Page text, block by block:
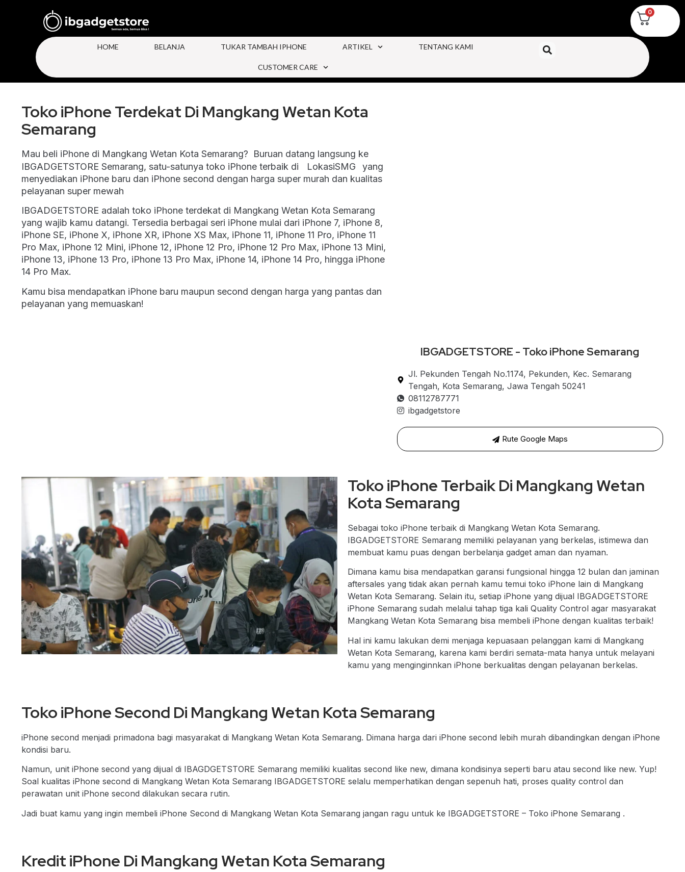
0
HOME BELANJA TUKAR TAMBAH IPHONE ARTIKEL TENTANG KAMI
CUSTOMER CARE
Toko iPhone Terdekat Di Mangkang Wetan Kota
Semarang
Mau beli iPhone di Mangkang Wetan Kota Semarang? Buruan datang langsung ke
IBGADGETSTORE Semarang, satu-satunya toko iPhone terbaik di
LokasiSMG
yang
menyediakan iPhone baru dan iPhone second dengan harga super murah dan kualitas
pelayanan super mewah
IBGADGETSTORE adalah toko iPhone terdekat di Mangkang Wetan Kota Semarang
yang wajib kamu datangi. Tersedia berbagai seri iPhone mulai dari iPhone 7, iPhone 8,
iPhone SE, iPhone X, iPhone XR, iPhone XS Max, iPhone 11, iPhone 11 Pro, iPhone 11
Pro Max, iPhone 12 Mini, iPhone 12, iPhone 12 Pro, iPhone 12 Pro Max, iPhone 13 Mini,
iPhone 13, iPhone 13 Pro, iPhone 13 Pro Max, iPhone 14, iPhone 14 Pro, hingga iPhone
14 Pro Max.
Kamu bisa mendapatkan iPhone baru maupun second dengan harga yang pantas dan
pelayanan yang memuaskan!
IBGADGETSTORE - Toko iPhone Semarang
Jl. Pekunden Tengah No.1174, Pekunden, Kec. Semarang
Tengah, Kota Semarang, Jawa Tengah 50241
08112787771
ibgadgetstore
Rute Google Maps
Toko iPhone Terbaik Di Mangkang Wetan
Kota Semarang
Sebagai toko iPhone terbaik di Mangkang Wetan Kota Semarang.
IBGADGETSTORE Semarang memiliki pelayanan yang berkelas, istimewa dan
membuat kamu puas dengan berbelanja gadget aman dan nyaman.
Dimana kamu bisa mendapatkan garansi fungsional hingga 12 bulan dan jaminan
aftersales yang tidak akan pernah kamu temui toko iPhone lain di Mangkang
Wetan Kota Semarang. Selain itu, setiap iPhone yang dijual IBGADGETSTORE
iPhone Semarang sudah melalui tahap tiga kali Quality Control agar masyarakat
Mangkang Wetan Kota Semarang bisa membeli iPhone dengan kualitas terbaik!
Hal ini kamu lakukan demi menjaga kepuasaan pelanggan kami di Mangkang
Wetan Kota Semarang, karena kami berdiri semata-mata hanya untuk melayani
kamu yang menginginnkan iPhone berkualitas dengan pelayanan berkelas.
Toko iPhone Second Di Mangkang Wetan Kota Semarang
iPhone second menjadi primadona bagi masyarakat di Mangkang Wetan Kota Semarang. Dimana harga dari iPhone second lebih murah dibandingkan dengan iPhone
kondisi baru.
Namun, unit iPhone second yang dijual di IBAGDGETSTORE Semarang memiliki kualitas second like new, dimana kondisinya seperti baru atau second like new. Yup!
Soal kualitas iPhone second di Mangkang Wetan Kota Semarang IBGADGETSTORE selalu memperhatikan dengan sepenuh hati, proses quality control dan
perawatan unit iPhone second dilakukan secara rutin.
Jadi buat kamu yang ingin membeli iPhone Second di Mangkang Wetan Kota Semarang jangan ragu untuk ke IBGADGETSTORE – Toko iPhone Semarang .
Kredit iPhone Di Mangkang Wetan Kota Semarang